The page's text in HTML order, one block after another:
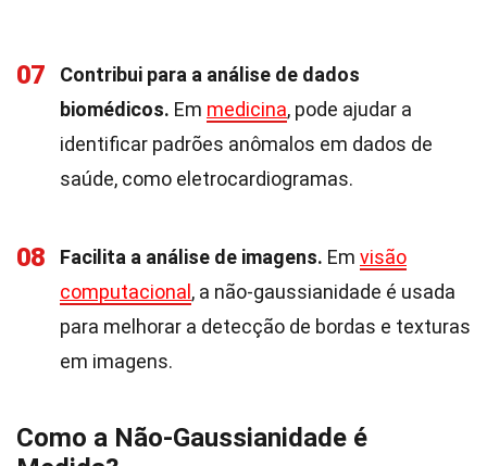
07
Contribui para a análise de dados
biomédicos. Em medicina, pode ajudar a
identificar padrões anômalos em dados de
saúde, como eletrocardiogramas.
08 Facilita a análise de imagens. Em visão
computacional , a não-gaussianidade é usada
para melhorar a detecção de bordas e texturas
em imagens.
Como a Não-Gaussianidade é